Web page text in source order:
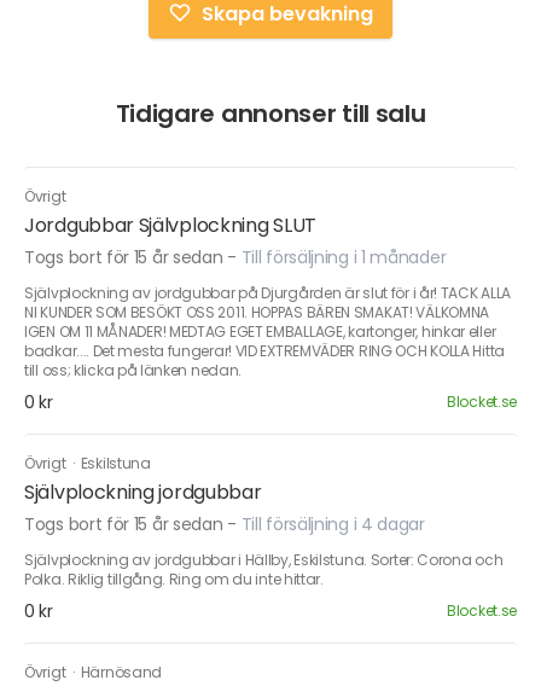
Skapa bevakning
Tidigare annonser till salu
Övrigt
Jordgubbar Självplockning SLUT
Togs bort för 15 år sedan - Till försäljning i 1 månader
Självplockning av jordgubbar på Djurgården är slut för i år! TACK ALLA
NI KUNDER SOM BESÖKT OSS 2011. HOPPAS BÄREN SMAKAT! VÄLKOMNA
IGEN OM 11 MÅNADER! MEDTAG EGET EMBALLAGE, kartonger, hinkar eller
badkar.... Det mesta fungerar! VID EXTREMVÄDER RING OCH KOLLA Hitta
till oss; klicka på länken nedan.
0 kr Blocket.se
Övrigt · Eskilstuna
Självplockning jordgubbar
Togs bort för 15 år sedan - Till försäljning i 4 dagar
Självplockning av jordgubbar i Hällby, Eskilstuna. Sorter: Corona och
Polka. Riklig tillgång. Ring om du inte hittar.
0 kr Blocket.se
Övrigt · Härnösand